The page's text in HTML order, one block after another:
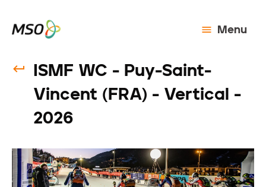
Menu
ISMF WC - Puy-Saint-
Vincent (FRA) - Vertical -
2026